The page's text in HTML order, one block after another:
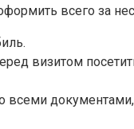
всего за
визитом
всеми